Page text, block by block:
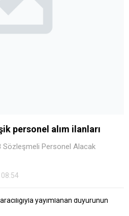
personel alım ilanları
Personel Alacak